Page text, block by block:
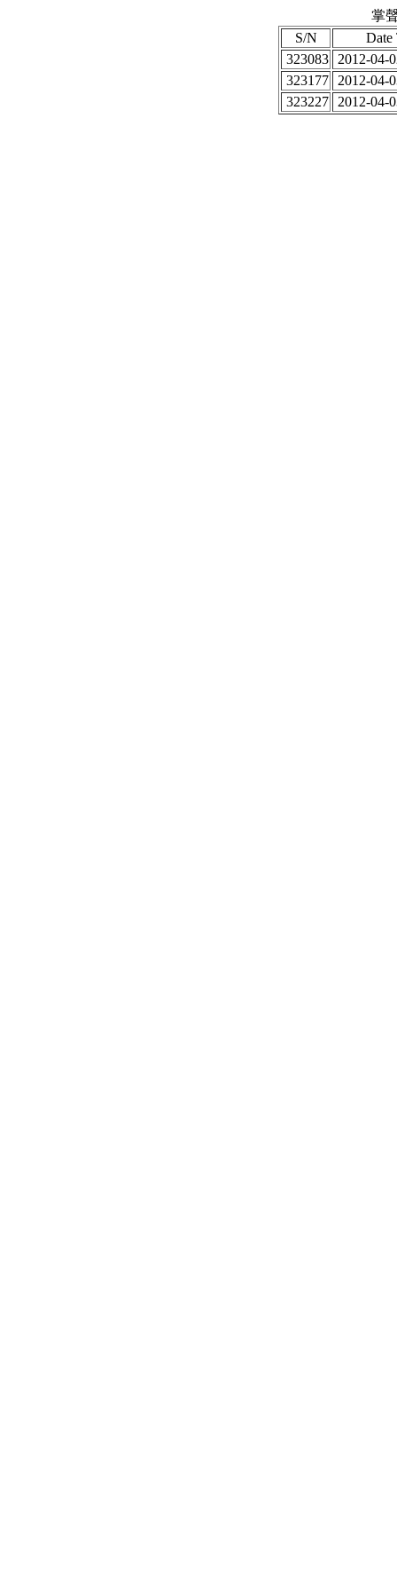
掌
S/N
Date
323083
2012-04-
323177
2012-04-
323227
2012-04-